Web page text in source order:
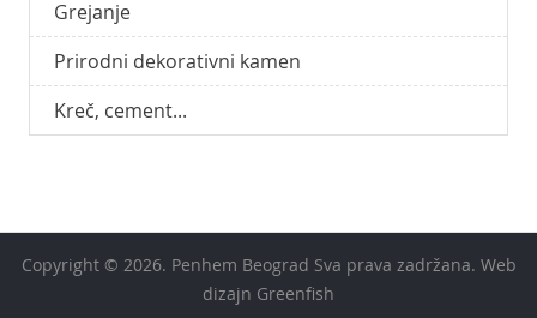
Grejanje
Prirodni dekorativni kamen
Kreč, cement...
Copyright © 2026. Penhem Beograd Sva prava zadržana. Web
dizajn Greenfish